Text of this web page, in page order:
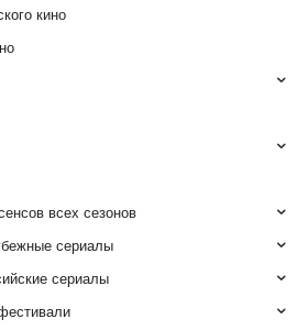
кино
всех сезонов
сериалы
сериалы